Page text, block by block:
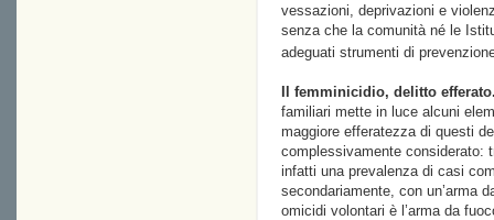
vessazioni, deprivazioni e
senza che la comunità né le
adeguati strumenti di
Il femminicidio, delitto
familiari mette in luce alcuni
maggiore efferatezza di questi
complessivamente considerato:
infatti una prevalenza di casi
secondariamente, con un’arma
omicidi volontari è l’arma da